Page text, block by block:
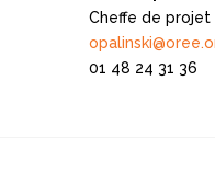
Cheffe de projet
01 48 24 31 36